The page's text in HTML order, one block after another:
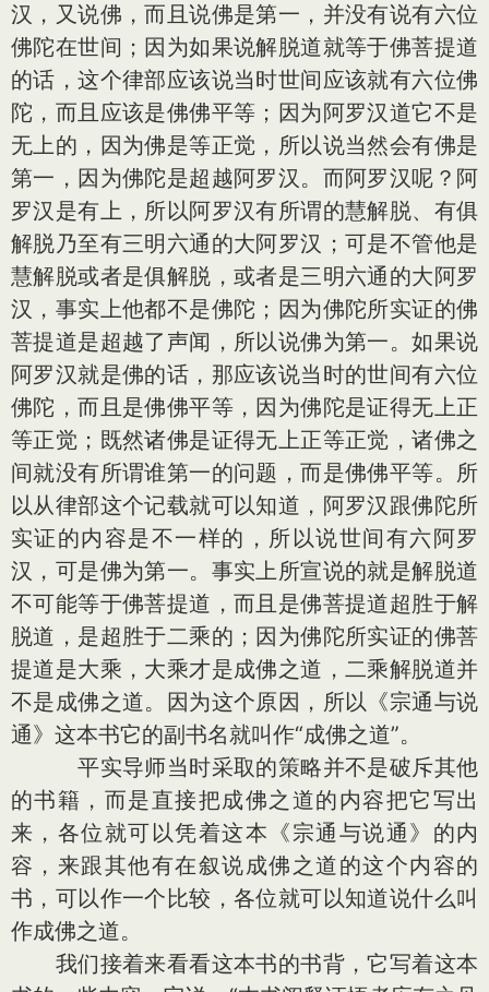
汉，又说佛，而且说佛是第一，并没有说有六位
佛陀在世间；因为如果说解脱道就等于佛菩提道
的话，这个律部应该说当时世间应该就有六位佛
陀，而且应该是佛佛平等；因为阿罗汉道它不是
无上的，因为佛是等正觉，所以说当然会有佛是
第一，因为佛陀是超越阿罗汉。而阿罗汉呢？阿
罗汉是有上，所以阿罗汉有所谓的慧解脱、有俱
解脱乃至有三明六通的大阿罗汉；可是不管他是
慧解脱或者是俱解脱，或者是三明六通的大阿罗
汉，事实上他都不是佛陀；因为佛陀所实证的佛
菩提道是超越了声闻，所以说佛为第一。如果说
阿罗汉就是佛的话，那应该说当时的世间有六位
佛陀，而且是佛佛平等，因为佛陀是证得无上正
等正觉；既然诸佛是证得无上正等正觉，诸佛之
间就没有所谓谁第一的问题，而是佛佛平等。所
以从律部这个记载就可以知道，阿罗汉跟佛陀所
实证的内容是不一样的，所以说世间有六阿罗
汉，可是佛为第一。事实上所宣说的就是解脱道
不可能等于佛菩提道，而且是佛菩提道超胜于解
脱道，是超胜于二乘的；因为佛陀所实证的佛菩
提道是大乘，大乘才是成佛之道，二乘解脱道并
不是成佛之道。因为这个原因，所以《宗通与说
通》这本书它的副书名就叫作“成佛之道”。
平实导师当时采取的策略并不是破斥其他
的书籍，而是直接把成佛之道的内容把它写出
来，各位就可以凭着这本《宗通与说通》的内
容，来跟其他有在叙说成佛之道的这个内容的
书，可以作一个比较，各位就可以知道说什么叫
作成佛之道。
我们接着来看看这本书的书背，它写着这本